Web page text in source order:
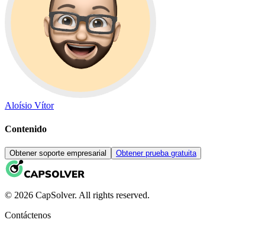
Aloísio Vítor
Contenido
Obtener soporte empresarial Obtener prueba gratuita
© 2026 CapSolver. All rights reserved.
Contáctenos